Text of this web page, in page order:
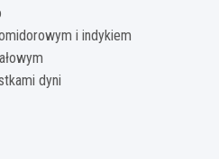
i indykiem
dyni